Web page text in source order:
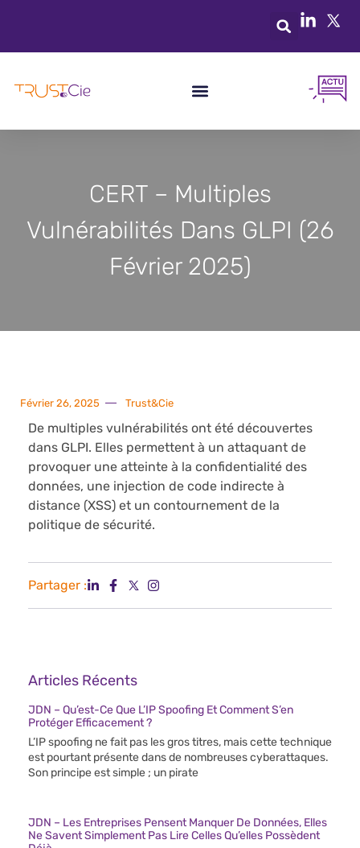
CERT – Multiples
Vulnérabilités Dans GLPI (26
Février 2025)
Février 26, 2025 Trust&Cie
De multiples vulnérabilités ont été découvertes
dans GLPI. Elles permettent à un attaquant de
provoquer une atteinte à la confidentialité des
données, une injection de code indirecte à
distance (XSS) et un contournement de la
politique de sécurité.
Partager :
Articles Récents
JDN – Qu’est-Ce Que L’IP Spoofing Et Comment S’en
Protéger Efficacement ?
L’IP spoofing ne fait pas les gros titres, mais cette technique
est pourtant présente dans de nombreuses cyberattaques.
Son principe est simple ; un pirate
JDN – Les Entreprises Pensent Manquer De Données, Elles
Ne Savent Simplement Pas Lire Celles Qu’elles Possèdent